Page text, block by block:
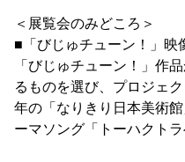
＜展覧会のみどころ＞
■「びじゅチューン！」映
「びじゅチューン！」作
るものを選び、プロジェ
年の「なりきり日本美術
ーマソング「トーハクト